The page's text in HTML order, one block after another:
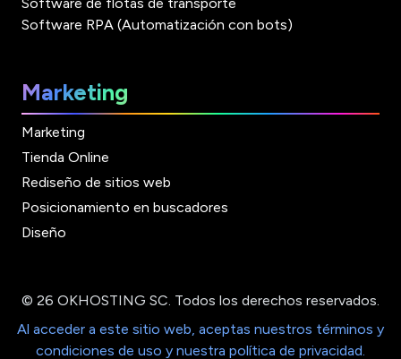
Software RPA (Automatización con bots)
Marketing
Marketing
Tienda Online
Rediseño de sitios web
Posicionamiento en buscadores
Diseño
© 26 OKHOSTING SC. Todos los derechos reservados.
Al acceder a este sitio web, aceptas nuestros términos y
condiciones de uso y nuestra política de privacidad.